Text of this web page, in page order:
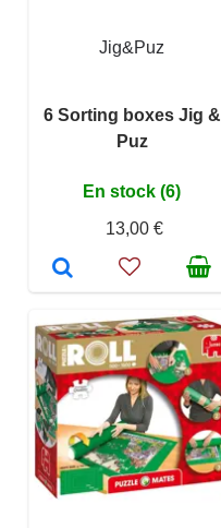
Jig&Puz
6 Sorting boxes Jig &
Puz
En stock (6)
13,00 €